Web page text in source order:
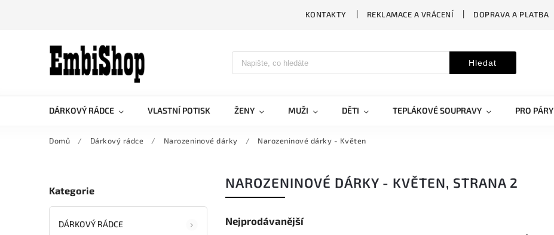
KONTAKTY REKLAMACE A VRÁCENÍ DOPRAVA A PLATBA
Hledat
DÁRKOVÝ RÁDCE VLASTNÍ POTISK ŽENY MUŽI DĚTI TEPLÁKOVÉ SOUPRAVY PRO PÁRY
Domů / Dárkový rádce / Narozeninové dárky / Narozeninové dárky - Květen
Kategorie
DÁRKOVÝ RÁDCE
NAROZENINOVÉ DÁRKY - KVĚTEN, STRANA 2
Nejprodávanější